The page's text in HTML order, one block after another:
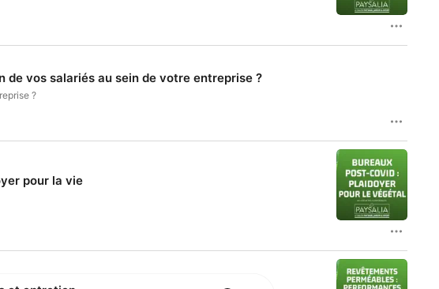
vos salariés au sein de votre entreprise ?
?
pour la vie